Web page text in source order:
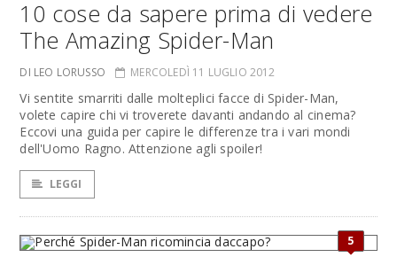
10 cose da sapere prima di vedere
The Amazing Spider-Man
DI LEO LORUSSO MERCOLEDÌ 11 LUGLIO 2012
Vi sentite smarriti dalle molteplici facce di Spider-Man,
volete capire chi vi troverete davanti andando al cinema?
Eccovi una guida per capire le differenze tra i vari mondi
dell'Uomo Ragno. Attenzione agli spoiler!
LEGGI
5